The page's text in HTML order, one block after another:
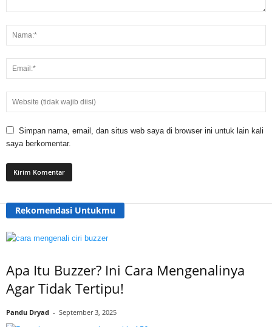
Simpan nama, email, dan situs web saya di browser ini untuk lain kali
saya berkomentar.
Rekomendasi Untukmu
Apa Itu Buzzer? Ini Cara Mengenalinya
Agar Tidak Tertipu!
Pandu Dryad - September 3, 2025